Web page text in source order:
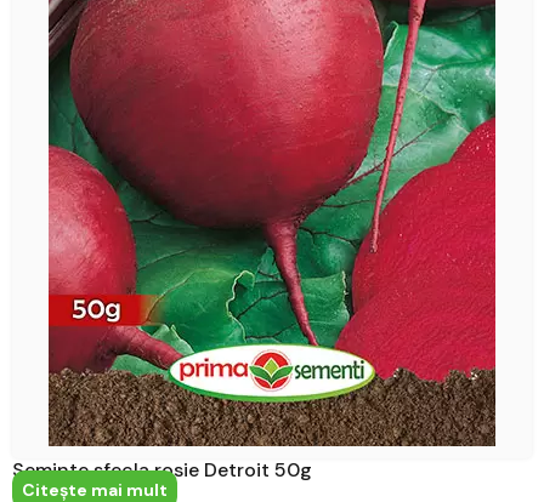
Seminte sfecla rosie Detroit 50g
Citeşte mai mult